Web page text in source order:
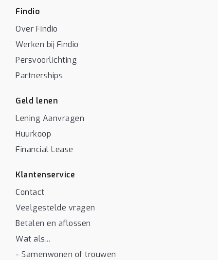
Findio
Over Findio
Werken bij Findio
Persvoorlichting
Partnerships
Geld lenen
Lening Aanvragen
Huurkoop
Financial Lease
Klantenservice
Contact
Veelgestelde vragen
Betalen en aflossen
Wat als...
- Samenwonen of trouwen